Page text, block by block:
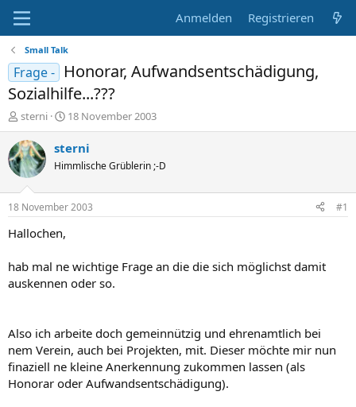
Anmelden Registrieren
Small Talk
Frage -
Honorar, Aufwandsentschädigung,
Sozialhilfe...???
E
r
s
t
e
e
r
sterni
E
r
s
e
t
18 November 2003
sterni
Himmlische Grüblerin ;-D
18 November 2003 #1
Hallochen,
hab mal ne wichtige Frage an die die sich möglichst damit
auskennen oder so.
Also ich arbeite doch gemeinnützig und ehrenamtlich bei
nem Verein, auch bei Projekten, mit. Dieser möchte mir nun
finaziell ne kleine Anerkennung zukommen lassen (als
Honorar oder Aufwandsentschädigung).